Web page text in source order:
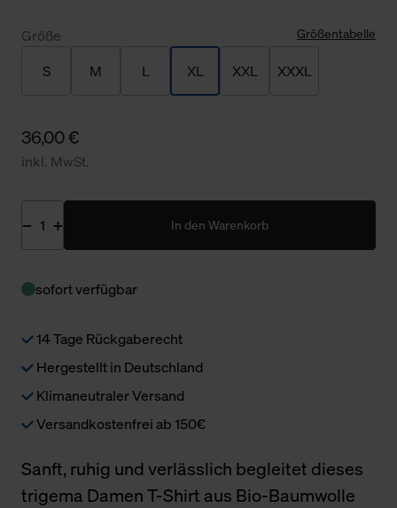
Größe Größentabelle
S M L XL XXL XXXL
36,00 €
inkl. MwSt.
In den Warenkorb
sofort verfügbar
14 Tage Rückgaberecht
Hergestellt in Deutschland
Klimaneutraler Versand
Versandkostenfrei ab 150€
Sanft, ruhig und verlässlich begleitet dieses
trigema Damen T-Shirt aus Bio-Baumwolle